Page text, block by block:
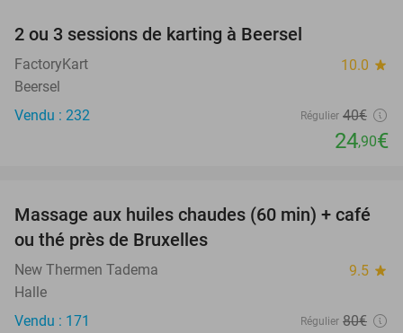
2 ou 3 sessions de karting à Beersel
FactoryKart 10.0 star
Beersel
Vendu : 232
Régulier 40€
24,90€
41%
Massage aux huiles chaudes (60 min) + café
ou thé près de Bruxelles
New Thermen Tadema 9.5 star
Halle
Vendu : 171
Régulier 80€